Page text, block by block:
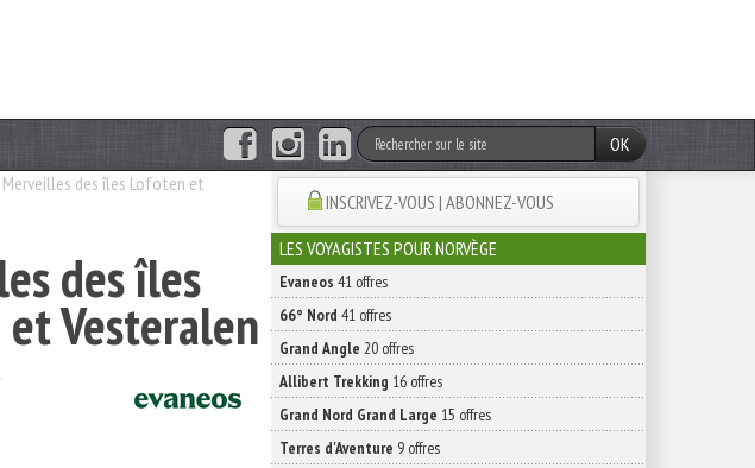
OK
Merveilles des îles Lofoten et
des îles
Vesteralen
INSCRIVEZ-VOUS | ABONNEZ-VOUS
LES VOYAGISTES POUR NORVÈGE
Evaneos 41 offres
66° Nord 41 offres
Grand Angle 20 offres
Allibert Trekking 16 offres
Grand Nord Grand Large 15 offres
Terres d'Aventure 9 offres